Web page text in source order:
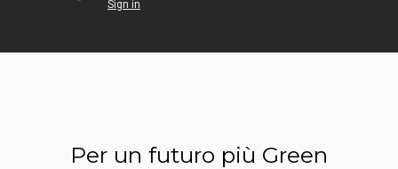
Per un futuro più Green